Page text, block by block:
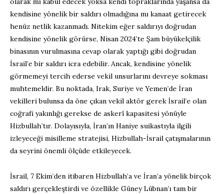
kendisine yönelik bir saldırı olmadığına mı kanaat getirecek
henüz netlik kazanmadı. Nitekim eğer saldırıyı doğrudan
kendisine yönelik görürse, Nisan 2024’te Şam büyükelçilik
binasının vurulmasına cevap olarak yaptığı gibi doğrudan
İsrail’e bir saldırı icra edebilir. Ancak, kendisine yönelik
görmemeyi tercih ederse vekil unsurlarını devreye sokması
muhtemeldir. Bu noktada, Irak, Suriye ve Yemen’de İran
vekilleri bulunsa da öne çıkan vekil aktör gerek İsrail’e olan
coğrafi yakınlığı gerekse de askerî kapasitesi yönüyle
Hizbullah’tır. Dolayısıyla, İran’ın Haniye suikastıyla ilgili
izleyeceği misilleme stratejisi, Hizbullah-İsrail çatışmalarının
da seyrini önemli ölçüde etkileyecek.
İsrail, 7 Ekim’den itibaren Hizbullah’a ve İran’a yönelik birçok
saldırı gerçekleştirdi ve özellikle Güney Lübnan’ı tam bir